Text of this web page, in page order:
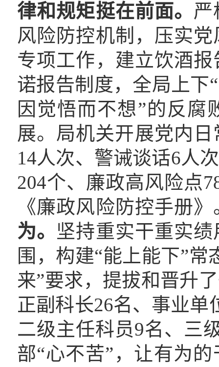
律和规矩挺在前面。 严
风险防控机制，压实
专项工作，建立饮酒
诺报告制度，全局上下
因觉悟而不想”的反腐
展。局机关开展党内
14人次、警诫谈话6人
204个、廉政高风险点
《廉政风险防控手册》
为。 坚持重实干重实
围，构建“能上能下”
来”要求，提拔和晋升
正副科长26名、事业单
二级主任科员9名、三
部“心不苦”，让有为